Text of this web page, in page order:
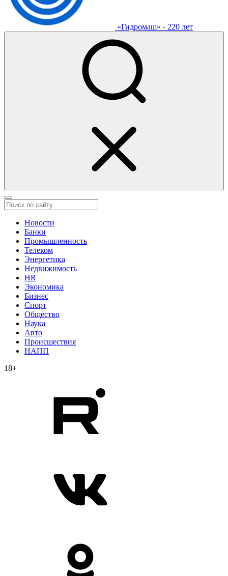
«Гидромаш» - 220 лет
Новости
Банки
Промышленность
Телеком
Энергетика
Недвижимость
HR
Экономика
Бизнес
Спорт
Общество
Наука
Авто
Происшествия
НАПП
18+